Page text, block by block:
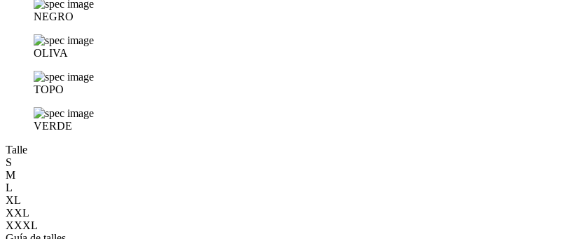
NEGRO
OLIVA
TOPO
VERDE
Talle
S
M
L
XL
XXL
XXXL